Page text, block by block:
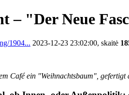
– "Der Neue
1904... 2023-12-23 23:02:00, skaitė
Café ein "Weihnachtsbaum", gefertigt